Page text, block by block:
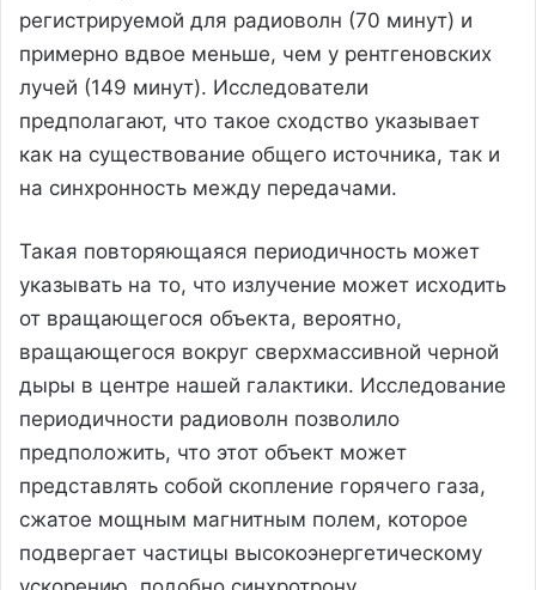
регистрируемой для радиоволн (70 минут) и
примерно вдвое меньше, чем у рентгеновских
лучей (149 минут). Исследователи
предполагают, что такое сходство указывает
как на существование общего источника, так и
на синхронность между передачами.
Такая повторяющаяся периодичность может
указывать на то, что излучение может исходить
от вращающегося объекта, вероятно,
вращающегося вокруг сверхмассивной черной
дыры в центре нашей галактики. Исследование
периодичности радиоволн позволило
предположить, что этот объект может
представлять собой скопление горячего газа,
сжатое мощным магнитным полем, которое
подвергает частицы высокоэнергетическому